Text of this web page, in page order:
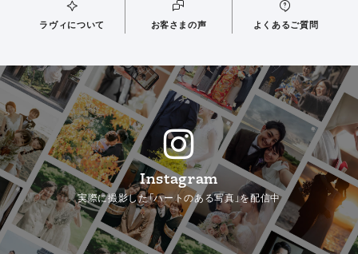
ラヴィについて お客さまの声 よくあるご質問
Instagram
実際に撮影した「ハートのある写真」を配信中